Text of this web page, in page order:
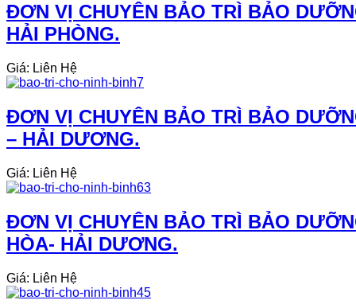
ĐƠN VỊ CHUYÊN BẢO TRÌ BẢO
HẢI PHÒNG.
Giá: Liên Hệ
ĐƠN VỊ CHUYÊN BẢO TRÌ BẢO
– HẢI DƯƠNG.
Giá: Liên Hệ
ĐƠN VỊ CHUYÊN BẢO TRÌ BẢO
HÒA- HẢI DƯƠNG.
Giá: Liên Hệ